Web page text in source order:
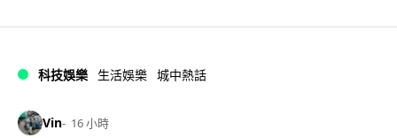
科技娛樂 生活娛樂 城中熱話
Vin 16 小時